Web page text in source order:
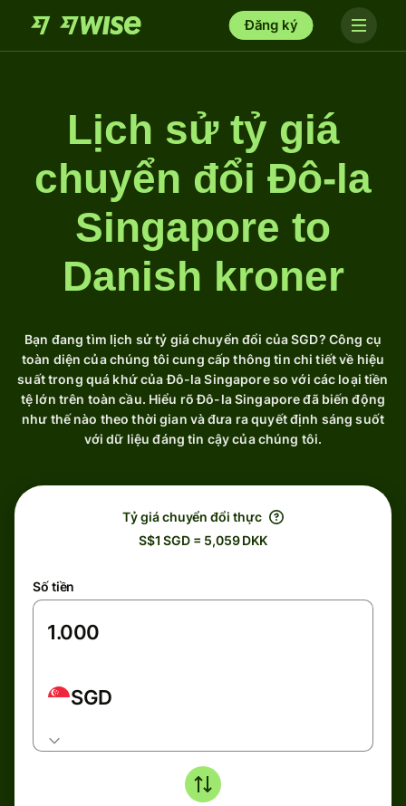
Đăng ký
Lịch sử tỷ giá
chuyển đổi Đô-la
Singapore to
Danish kroner
Bạn đang tìm lịch sử tỷ giá chuyển đổi của SGD? Công cụ
toàn diện của chúng tôi cung cấp thông tin chi tiết về hiệu
suất trong quá khứ của Đô-la Singapore so với các loại tiền
tệ lớn trên toàn cầu. Hiểu rõ Đô-la Singapore đã biến động
như thế nào theo thời gian và đưa ra quyết định sáng suốt
với dữ liệu đáng tin cậy của chúng tôi.
Tỷ giá chuyển đổi thực
S$1 SGD = 5,059 DKK
Số tiền
SGD